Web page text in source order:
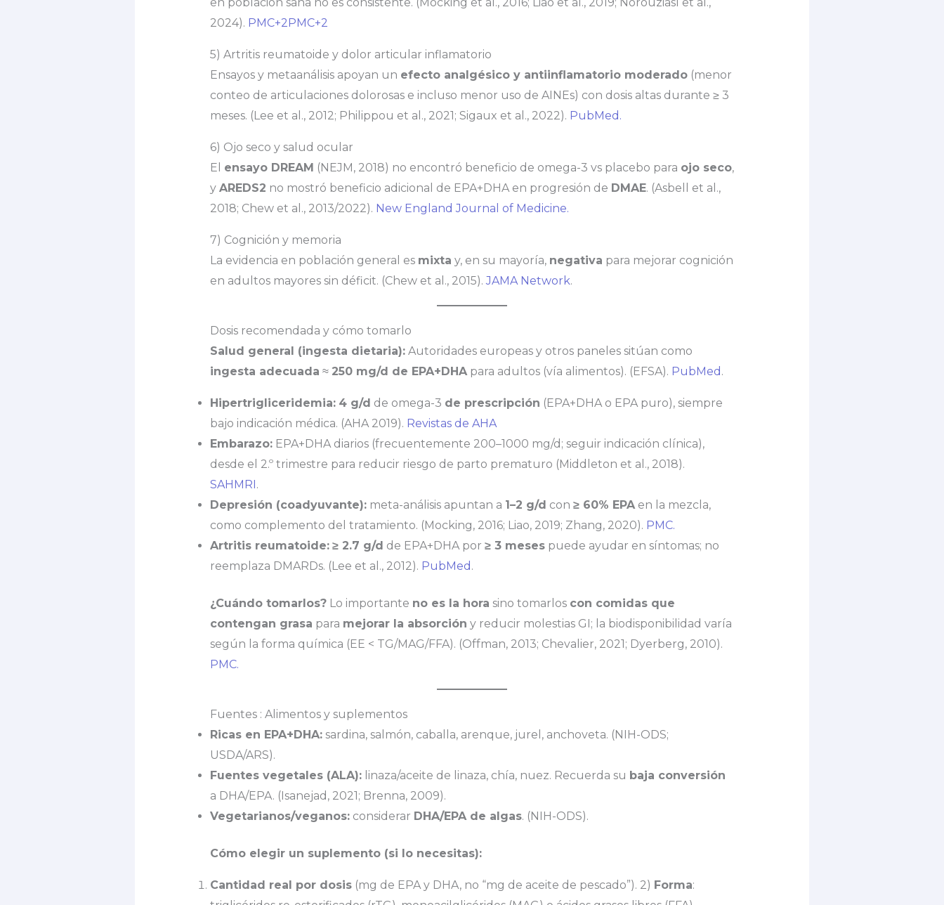
2024). PMC+2PMC+2
5) Artritis reumatoide y dolor articular inflamatorio
Ensayos y metaanálisis apoyan un efecto analgésico y antiinflamatorio moderado(menor
conteo de articulaciones dolorosas e incluso menor uso de AINEs) con dosis altas durante ≥ 3
meses. (Lee et al., 2012; Philippou et al., 2021; Sigaux et al., 2022). PubMed.
6) Ojo seco y salud ocular
El ensayo DREAM (NEJM, 2018) no encontró beneficio de omega-3 vs placebo para ojo seco,
y AREDS2 no mostró beneficio adicional de EPA+DHA en progresión de DMAE. (Asbell et al.,
2018; Chew et al., 2013/2022). New England Journal of Medicine.
7) Cognición y memoria
La evidencia en población general es mixta y, en su mayoría, negativa para mejorar cognición
en adultos mayores sin déficit. (Chew et al., 2015).JAMA Network.
Dosis recomendada y cómo tomarlo
Salud general (ingesta dietaria):Autoridades europeas y otros paneles sitúan como
ingesta adecuada ≈ 250 mg/d de EPA+DHApara adultos (vía alimentos). (EFSA). PubMed .
Hipertrigliceridemia: 4 g/d de omega-3 de prescripción (EPA+DHA o EPA puro), siempre
bajo indicación médica. (AHA 2019). Revistas de AHA
Embarazo:EPA+DHA diarios (frecuentemente 200–1000 mg/d; seguir indicación clínica),
desde el 2.º trimestre para reducir riesgo de parto prematuro (Middleton et al., 2018).
SAHMRI.
Depresión (coadyuvante):meta-análisis apuntan a 1–2 g/d con ≥ 60% EPAen la mezcla,
como complemento del tratamiento. (Mocking, 2016; Liao, 2019; Zhang, 2020). PMC.
Artritis reumatoide: ≥ 2.7 g/d de EPA+DHA por ≥ 3 mesespuede ayudar en síntomas; no
reemplaza DMARDs. (Lee et al., 2012). PubMed .
¿Cuándo tomarlos?Lo importante no es la hora sino tomarlos con comidas que
contengan grasa para mejorar la absorción y reducir molestias GI; la biodisponibilidad varía
según la forma química (EE < TG/MAG/FFA). (Offman, 2013; Chevalier, 2021; Dyerberg, 2010).
PMC.
Fuentes : Alimentos y suplementos
Ricas en EPA+DHA:sardina, salmón, caballa, arenque, jurel, anchoveta. (NIH-ODS;
USDA/ARS).
Fuentes vegetales (ALA):linaza/aceite de linaza, chía, nuez. Recuerda su baja conversión
a DHA/EPA. (Isanejad, 2021; Brenna, 2009).
Vegetarianos/veganos:considerar DHA/EPA de algas. (NIH-ODS).
Cómo elegir un suplemento (si lo necesitas):
Cantidad real por dosis(mg de EPA y DHA, no “mg de aceite de pescado”). 2) Forma: